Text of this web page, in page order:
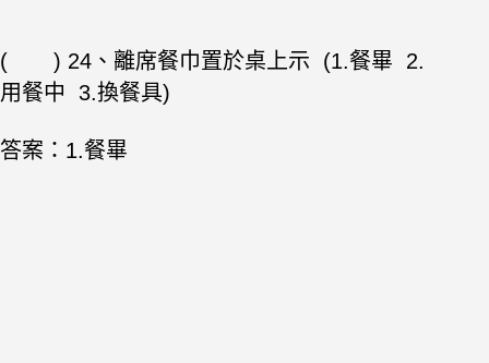
( ) 24、離席餐巾置於桌上示 (1.餐畢 2.
用餐中 3.換餐具)
答案：1.餐畢